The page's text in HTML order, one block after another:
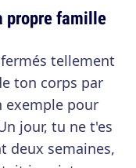
propre famille
tellement
ton corps par
pour
jour, tu ne t'es
deux semaines,